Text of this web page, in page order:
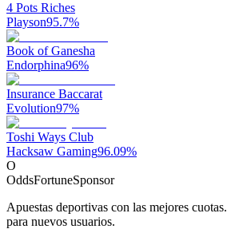
4 Pots Riches
Playson95.7%
Book of Ganesha
Endorphina96%
Insurance Baccarat
Evolution97%
Toshi Ways Club
Hacksaw Gaming96.09%
O
OddsFortuneSponsor
Apuestas deportivas con las mejores
para nuevos usuarios.